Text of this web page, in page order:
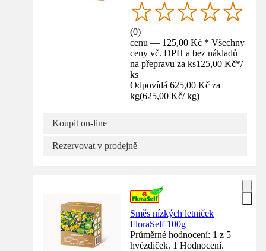
(0)
cenu — 125,00 Kč * Všechny
ceny vč. DPH a bez nákladů
na přepravu za ks125,00 Kč*/
ks
Odpovídá 625,00 Kč za
kg(625,00 Kč/ kg)
Koupit on-line
Rezervovat v prodejně
Směs nízkých letniček
FloraSelf 100g
Průměrné hodnocení: 1 z 5
hvězdiček. 1 Hodnocení.